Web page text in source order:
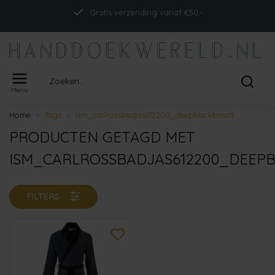
Gratis verzending vanaf €50,-
Menu
Home Tags ism_carlrossbadjas612200_deepblackbasalt
PRODUCTEN GETAGD MET
FILTERS